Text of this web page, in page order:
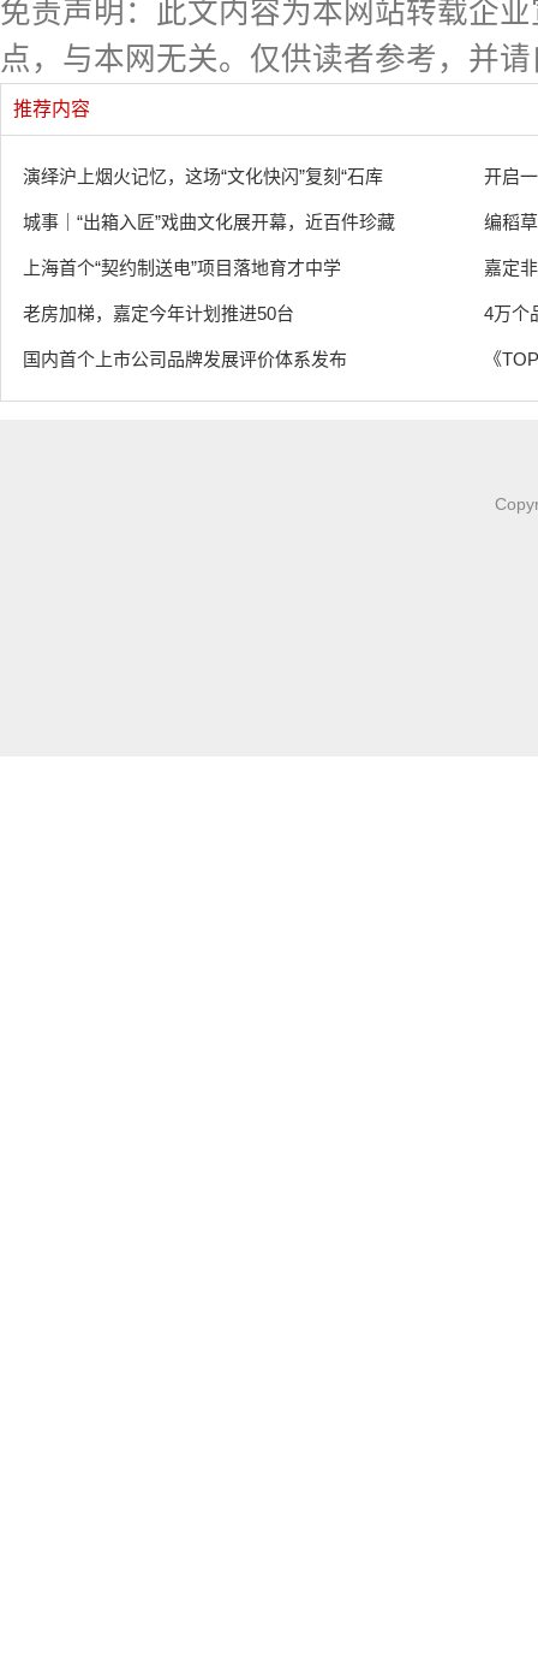
免责声明：此文内容为本网站转载企
点，与本网无关。仅供读者参考，并
推荐内容
演绎沪上烟火记忆，这场“文化快闪”复刻“石库 开启
城事｜“出箱入匠”戏曲文化展开幕，近百件珍藏 编稻
上海首个“契约制送电”项目落地育才中学 嘉定
老房加梯，嘉定今年计划推进50台 4万个
国内首个上市公司品牌发展评价体系发布 《